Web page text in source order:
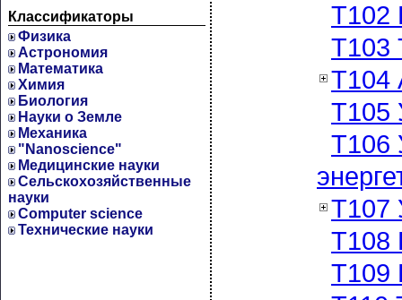
Классификаторы
Физика
Астрономия
Математика
Химия
Биология
Науки о Земле
Механика
"Nanoscience"
Медицинские науки
Сельскохозяйственные
науки
Computer science
Технические науки
Т102
Т103
Т104
Т105
Т106
Т107
Т108
Т109